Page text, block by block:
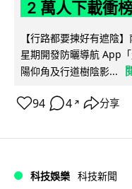
2 萬人下載衝
【行路都要揀好有遮陰
星期開發防曬導航 App
陽仰角及行道樹陰影...
94 4 ↗ 分享
科技娛樂 科技新聞